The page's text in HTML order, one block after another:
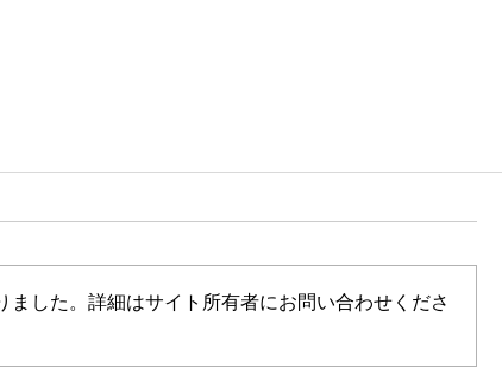
した。詳細はサイト所有者にお問い合わせくださ